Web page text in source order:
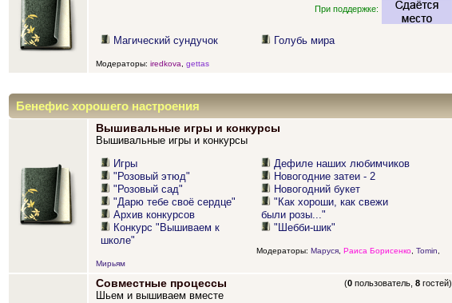
При поддержке:
Магический сундучок Голубь мира
Модераторы: iredkova gettas
Бенефис хорошего настроения
Вышивальные игры и конкурсы
Вышивальные игры и конкурсы
Игры
"Розовый этюд"
"Розовый сад"
"Дарю тебе своё сердце"
Архив конкурсов
Конкурс "Вышиваем к
школе"
Дефиле наших любимчиков
Новогодние затеи - 2
Новогодний букет
"Как хороши, как свежи
были розы..."
"Шебби-шик"
Модераторы: Маруся, Раиса Борисенко, Tomin
Мирьям
Совместные процессы (0 пользователь,8 гостей)
Шьем и вышиваем вместе